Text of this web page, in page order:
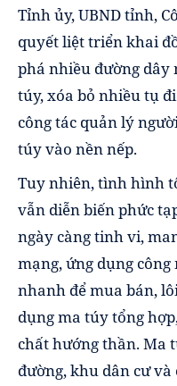
Tỉnh ủy, UBND tỉnh,
quyết liệt triển khai
phá nhiều đường dây
túy, xóa bỏ nhiều tụ
công tác quản lý
túy vào nền nếp.
Tuy nhiên, tình hình
vẫn diễn biến phức
ngày càng tinh vi,
mạng, ứng dụng
nhanh để mua bán,
dụng ma túy tổng
chất hướng thần. Ma
đường, khu dân cư và